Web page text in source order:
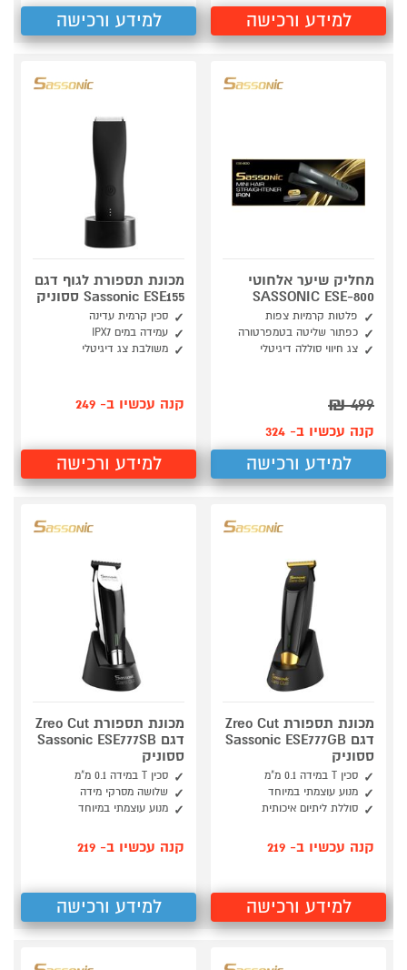
למידע ורכישה למידע ורכישה
מחליק שיער אלחוטי
SASSONIC ESE-800
פלטות קרמיות צפות
כפתור שליטה בטמפרטורה
צג חיווי סוללה דיגיטלי
499
₪
קנה עכשיו ב- 324
למידע ורכישה
מכונת תספורת לגוף דגם
Sassonic ESE155 ססוניק
סכין קרמית עדינה
עמידה במים IPX7
משולבת צג דיגיטלי
קנה עכשיו ב- 249
למידע ורכישה
מכונת תספורת Zreo Cut
דגם Sassonic ESE777GB
ססוניק
סכין T במידה 0.1 מ"מ
מנוע עוצמתי במיוחד
סוללת ליתיום איכותית
קנה עכשיו ב- 219
למידע ורכישה
מכונת תספורת Zreo Cut
דגם Sassonic ESE777SB
ססוניק
סכין T במידה 0.1 מ"מ
שלושה מסרקי מידה
מנוע עוצמתי במיוחד
קנה עכשיו ב- 219
למידע ורכישה